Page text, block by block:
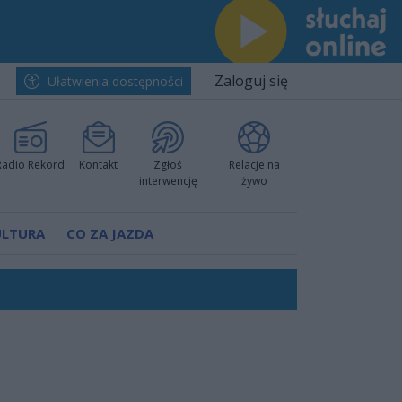
Ułatwienia dostępności Zaloguj się
Rekord Kontakt
Zgłoś
interwencję
Relacje na
żywo
CO ZA JAZDA